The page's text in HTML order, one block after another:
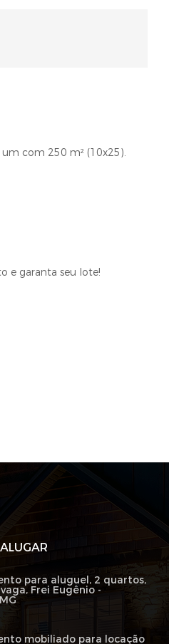
com 250 m² (10x25).
e garanta seu lote!
para aluguel, 2 quartos,
Frei Eugênio -
mobiliado para locação